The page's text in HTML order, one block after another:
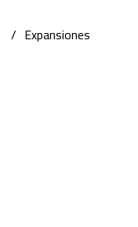
Expansiones